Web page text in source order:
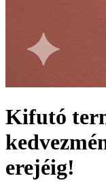
Kifutó
erejéig!